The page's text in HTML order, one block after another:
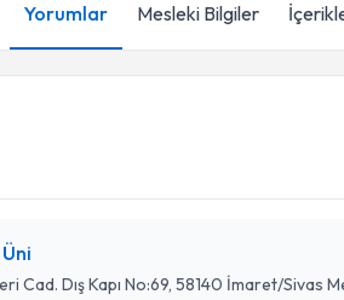
Yorumlar Mesleki Bilgiler
Cad. Dış Kapı No:69, 58140 İmaret/Sivas